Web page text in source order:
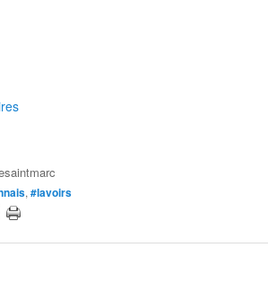
, #lavoirs